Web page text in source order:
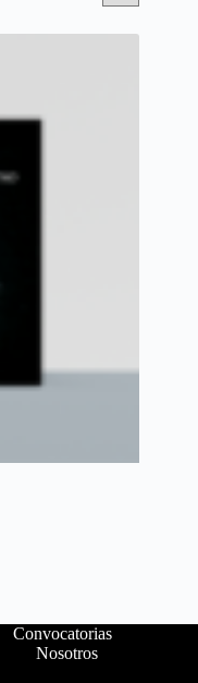
Convocatorias
Nosotros